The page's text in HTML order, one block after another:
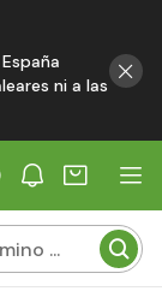
ni a las